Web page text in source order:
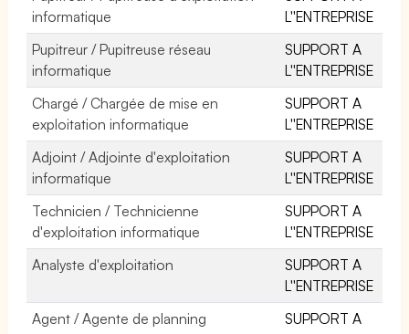
informatique
L''ENTREPRISE
Pupitreur / Pupitreuse réseau
informatique
SUPPORT A
L''ENTREPRISE
Chargé / Chargée de mise en
exploitation informatique
SUPPORT A
L''ENTREPRISE
Adjoint / Adjointe d'exploitation
informatique
SUPPORT A
L''ENTREPRISE
Technicien / Technicienne
d'exploitation informatique
SUPPORT A
L''ENTREPRISE
Analyste d'exploitation
SUPPORT A
L''ENTREPRISE
Agent / Agente de planning
SUPPORT A